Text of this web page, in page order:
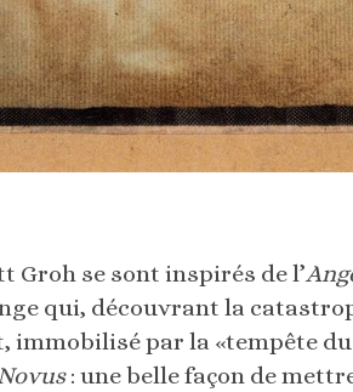
Groh se sont inspirés de l’
qui, découvrant la
immobilisé par la «tempête
: une belle façon de